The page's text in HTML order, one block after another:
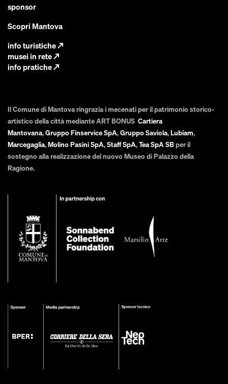
sponsor
Scopri Mantova
info turistiche↗
musei in rete↗
info pratiche↗
Il Comune di Mantova ringrazia i mecenati per il patrimonio storico-
artistico della città mediante ART BONUS Cartiera
Mantovana,Gruppo Finservice SpA,Gruppo Saviola,Lubiam,
Marcegaglia,Molino Pasini SpA,Staff SpA,Tea SpA SBper il
sostegno alla realizzazione del nuovo Museo di Palazzo della
Ragione.